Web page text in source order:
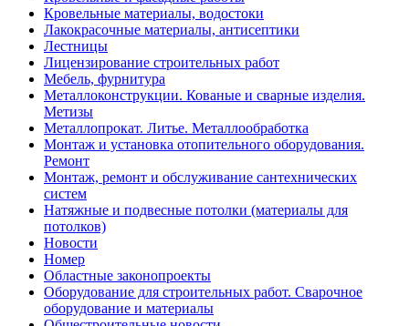
Кровельные материалы, водостоки
Лакокрасочные материалы, антисептики
Лестницы
Лицензирование строительных работ
Мебель, фурнитура
Металлоконструкции. Кованые и сварные изделия.
Метизы
Металлопрокат. Литье. Металлообработка
Монтаж и установка отопительного оборудования.
Ремонт
Монтаж, ремонт и обслуживание сантехнических
систем
Натяжные и подвесные потолки (материалы для
потолков)
Новости
Номер
Областные законопроекты
Оборудование для строительных работ. Сварочное
оборудование и материалы